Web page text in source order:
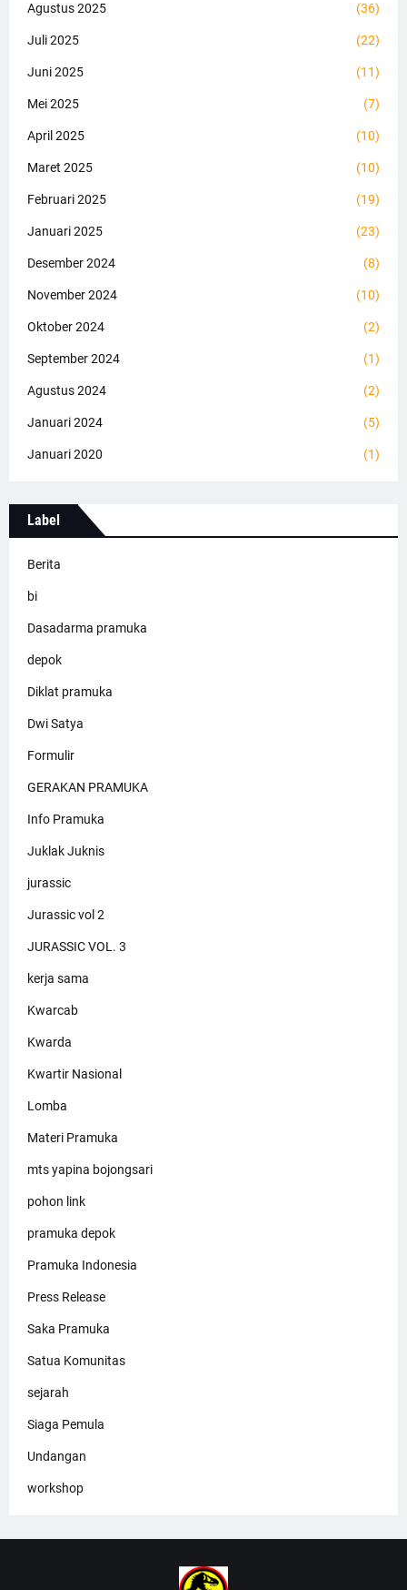
Agustus 2025 (36)
Juli 2025 (22)
Juni 2025 (11)
Mei 2025 (7)
April 2025 (10)
Maret 2025 (10)
Februari 2025 (19)
Januari 2025 (23)
Desember 2024 (8)
November 2024 (10)
Oktober 2024 (2)
September 2024 (1)
Agustus 2024 (2)
Januari 2024 (5)
Januari 2020 (1)
Label
Berita
bi
Dasadarma pramuka
depok
Diklat pramuka
Dwi Satya
Formulir
GERAKAN PRAMUKA
Info Pramuka
Juklak Juknis
jurassic
Jurassic vol 2
JURASSIC VOL. 3
kerja sama
Kwarcab
Kwarda
Kwartir Nasional
Lomba
Materi Pramuka
mts yapina bojongsari
pohon link
pramuka depok
Pramuka Indonesia
Press Release
Saka Pramuka
Satua Komunitas
sejarah
Siaga Pemula
Undangan
workshop